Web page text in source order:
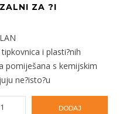
ZA ?I
i plasti?nih
pomiješana s kemijskim
ne?isto?u
DODAJ